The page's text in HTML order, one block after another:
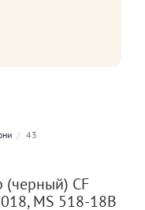
43
CF
MS 518-18В